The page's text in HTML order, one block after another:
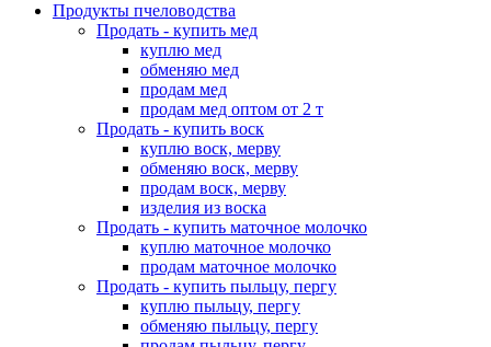
Продукты пчеловодства
Продать - купить мед
куплю мед
обменяю мед
продам мед
продам мед оптом от 2 т
Продать - купить воск
куплю воск, мерву
обменяю воск, мерву
продам воск, мерву
изделия из воска
Продать - купить маточное молочко
куплю маточное молочко
продам маточное молочко
Продать - купить пыльцу, пергу
куплю пыльцу, пергу
обменяю пыльцу, пергу